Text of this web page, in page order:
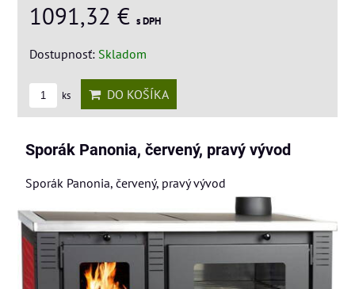
1091,32 € s DPH
Dostupnosť: Skladom
ks DO KOŠÍKA
Sporák Panonia, červený, pravý vývod
Sporák Panonia, červený, pravý vývod